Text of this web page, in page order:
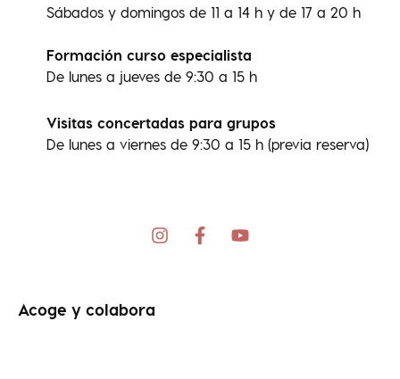
Sábados y domingos de 11 a 14 h y de 17 a 20 h
Formación curso especialista
De lunes a jueves de 9:30 a 15 h
Visitas concertadas para grupos
De lunes a viernes de 9:30 a 15 h (previa reserva)
I
n
F
a
Y
Acoge y colabora